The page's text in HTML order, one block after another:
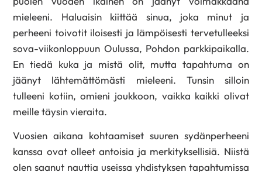
mieleeni. Haluaisin kiittää sinua, joka minut ja
perheeni toivotit iloisesti ja lämpöisesti tervetulleeksi
sova-viikonloppuun Oulussa, Pohdon parkkipaikalla.
En tiedä kuka ja mistä olit, mutta tapahtuma on
jäänyt lähtemättömästi mieleeni. Tunsin silloin
tulleeni kotiin, omieni joukkoon, vaikka kaikki olivat
meille täysin vieraita.
Vuosien aikana kohtaamiset suuren sydänperheeni
kanssa ovat olleet antoisia ja merkityksellisiä. Niistä
olen saanut nauttia useissa yhdistyksen tapahtumissa